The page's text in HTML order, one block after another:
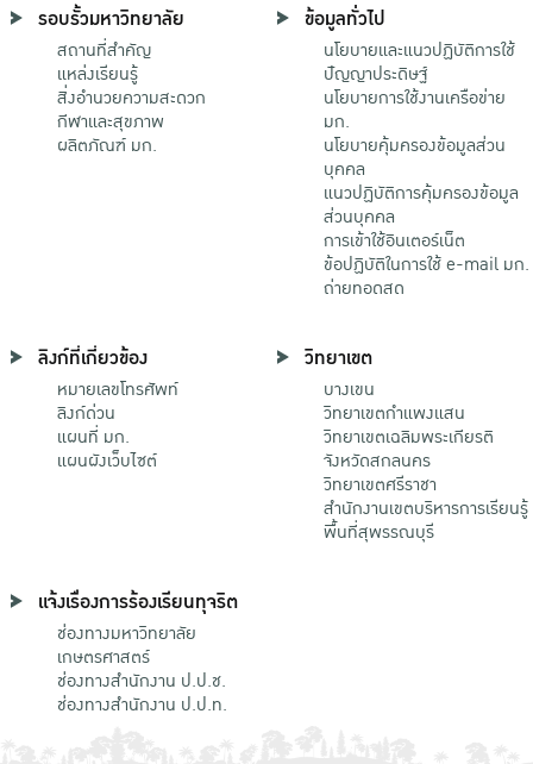
รอบรั้วมหาวิทยาลัย
สถานที่สำคัญ
แหล่งเรียนรู้
สิ่งอำนวยความสะดวก
กีฬาและสุขภาพ
ผลิตภัณฑ์ มก.
ข้อมูลทั่วไป
นโยบายและแนวปฏิบัติการใช้
ปัญญาประดิษฐ์
นโยบายการใช้งานเครือข่าย
มก.
นโยบายคุ้มครองข้อมูลส่วน
บุคคล
แนวปฏิบัติการคุ้มครองข้อมูล
ส่วนบุคคล
การเข้าใช้อินเตอร์เน็ต
ข้อปฏิบัติในการใช้ e-mail มก.
ถ่ายทอดสด
ลิงก์ที่เกี่ยวข้อง
หมายเลขโทรศัพท์
ลิงก์ด่วน
แผนที่ มก.
แผนผังเว็บไซต์
วิทยาเขต
บางเขน
วิทยาเขตกําแพงแสน
วิทยาเขตเฉลิมพระเกียรติ
จังหวัดสกลนคร
วิทยาเขตศรีราชา
สำนักงานเขตบริหารการเรียนรู้
พื้นที่สุพรรณบุรี
แจ้งเรื่องการร้องเรียนทุจริต
ช่องทางมหาวิทยาลัย
เกษตรศาสตร์
ช่องทางสำนักงาน ป.ป.ช.
ช่องทางสำนักงาน ป.ป.ท.